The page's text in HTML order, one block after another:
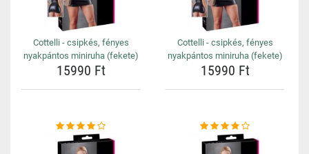
Cottelli - csipkés, fényes
nyakpántos miniruha (fekete)
15990 Ft
Cottelli - csipkés, fényes
nyakpántos miniruha (fekete)
15990 Ft